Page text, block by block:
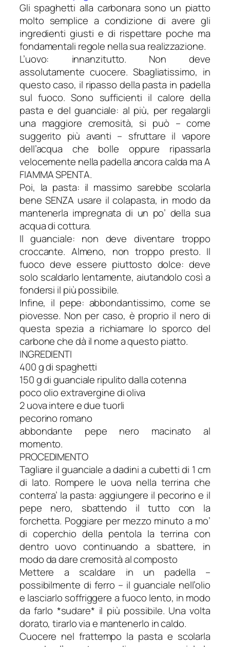
Gli spaghetti alla carbonara sono un piatto
molto semplice a condizione di avere gli
ingredienti giusti e di rispettare poche ma
fondamentali regole nella sua realizzazione.
L’uovo: innanzitutto. Non deve
assolutamente cuocere. Sbagliatissimo, in
questo caso, il ripasso della pasta in padella
sul fuoco. Sono sufficienti il calore della
pasta e del guanciale: al più, per regalargli
una maggiore cremosità, si può – come
suggerito più avanti – sfruttare il vapore
dell’acqua che bolle oppure ripassarla
velocemente nella padella ancora calda ma A
FIAMMA SPENTA.
Poi, la pasta: il massimo sarebbe scolarla
bene SENZA usare il colapasta, in modo da
mantenerla impregnata di un po’ della sua
acqua di cottura.
Il guanciale: non deve diventare troppo
croccante. Almeno, non troppo presto. Il
fuoco deve essere piuttosto dolce: deve
solo scaldarlo lentamente, aiutandolo così a
fondersi il più possibile.
Infine, il pepe: abbondantissimo, come se
piovesse. Non per caso, è proprio il nero di
questa spezia a richiamare lo sporco del
carbone che dà il nome a questo piatto.
INGREDIENTI
400 g di spaghetti
150 g di guanciale ripulito dalla cotenna
poco olio extravergine di oliva
2 uova intere e due tuorli
pecorino romano
abbondante pepe nero macinato al
momento.
PROCEDIMENTO
Tagliare il guanciale a dadini a cubetti di 1 cm
di lato. Rompere le uova nella terrina che
conterra’ la pasta: aggiungere il pecorino e il
pepe nero, sbattendo il tutto con la
forchetta. Poggiare per mezzo minuto a mo’
di coperchio della pentola la terrina con
dentro uovo continuando a sbattere, in
modo da dare cremosità al composto
Mettere a scaldare in un padella –
possibilmente di ferro – il guanciale nell’olio
e lasciarlo soffriggere a fuoco lento, in modo
da farlo *sudare* il più possibile. Una volta
dorato, tirarlo via e mantenerlo in caldo.
Cuocere nel frattempo la pasta e scolarla